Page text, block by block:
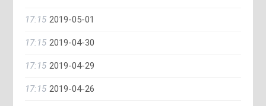
17:15 2019-05-01
17:15 2019-04-30
17:15 2019-04-29
17:15 2019-04-26